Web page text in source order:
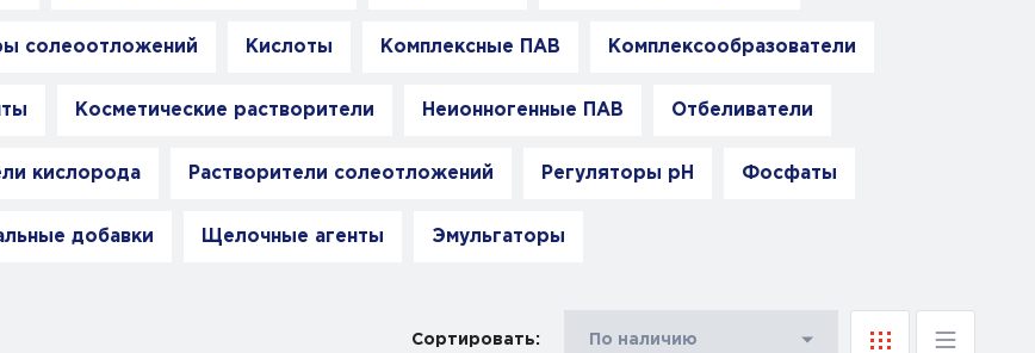
солеоотложений Кислоты Комплексные ПАВ Комплексообразователи
Косметические растворители Неионногенные ПАВ Отбеливатели
кислорода Растворители солеотложений Регуляторы pH Фосфаты
добавки Щелочные агенты Эмульгаторы
Сортировать: По наличию